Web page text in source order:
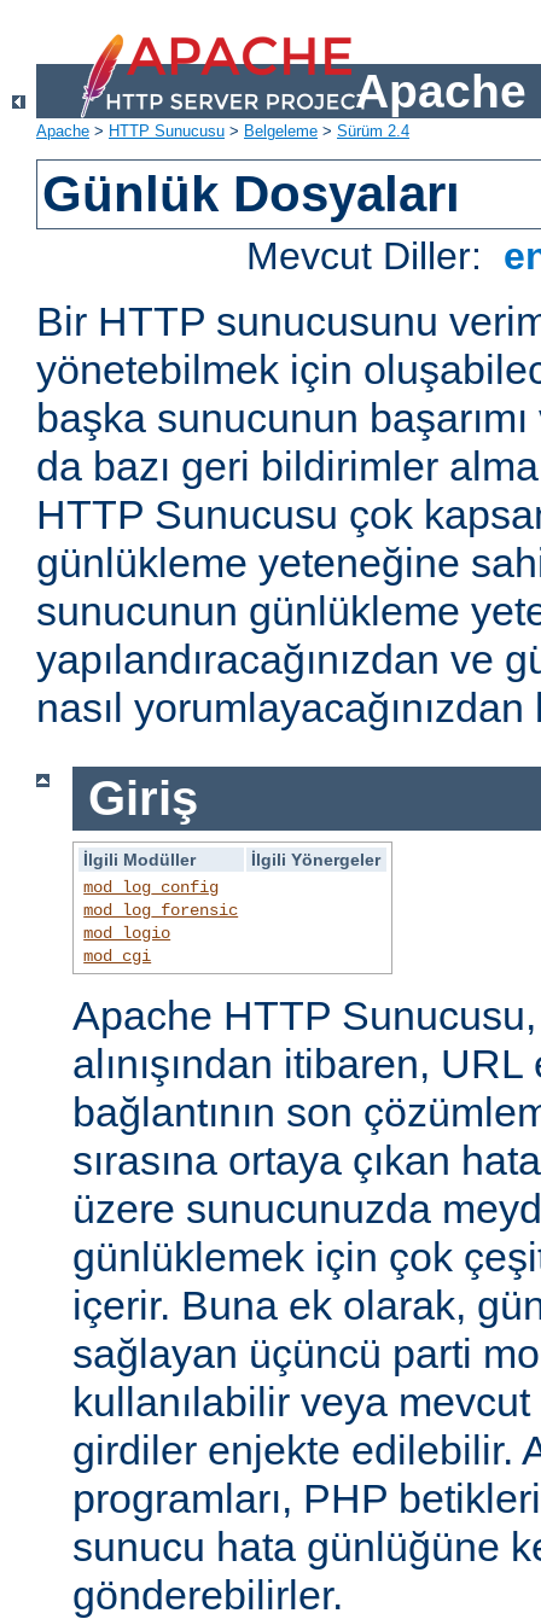
Apache
Apache > HTTP Sunucusu > Belgeleme > Sürüm 2.4
Günlük Dosyaları
Mevcut Diller:
Bir HTTP sunucusunu
yönetebilmek için
başka sunucunun
da bazı geri bildirimler
HTTP Sunucusu çok
günlükleme yeteneğine
sunucunun günlükleme
yapılandıracağınızdan ve
nasıl
Giriş
İlgili Modüller
İlgili Yönergeler
mod_log_config
mod_log_forensic
mod_logio
mod_cgi
Apache HTTP
alınışından itibaren,
bağlantının son
sırasına ortaya çıkan
üzere sunucunuzda
günlüklemek için çok
içerir. Buna ek olarak,
sağlayan üçüncü parti
kullanılabilir veya
girdiler enjekte edilebilir.
programları, PHP
sunucu hata günlüğüne
gönderebilirler.